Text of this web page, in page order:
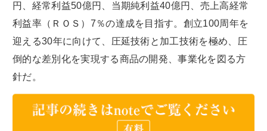
円、経常利益50億円、当期純利益40億円、売上高経常
利益率（ＲＯＳ）7％の達成を目指す。創立100周年を
迎える30年に向けて、圧延技術と加工技術を極め、圧
倒的な差別化を実現する商品の開発、事業化を図る方
針だ。